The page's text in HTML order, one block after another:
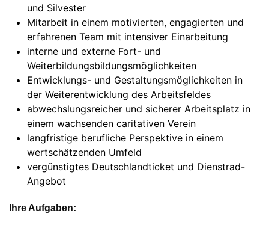
und Silvester
Mitarbeit in einem motivierten, engagierten und
erfahrenen Team mit intensiver Einarbeitung
interne und externe Fort- und
Weiterbildungsbildungsmöglichkeiten
Entwicklungs- und Gestaltungsmöglichkeiten in
der Weiterentwicklung des Arbeitsfeldes
abwechslungsreicher und sicherer Arbeitsplatz in
einem wachsenden caritativen Verein
langfristige berufliche Perspektive in einem
wertschätzenden Umfeld
vergünstigtes Deutschlandticket und Dienstrad-
Angebot
Ihre Aufgaben: